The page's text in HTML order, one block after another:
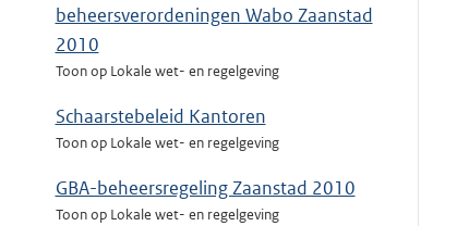
beheersverordeningen Wabo Zaanstad
2010
Toon op Lokale wet- en regelgeving
Schaarstebeleid Kantoren
Toon op Lokale wet- en regelgeving
GBA-beheersregeling Zaanstad 2010
Toon op Lokale wet- en regelgeving